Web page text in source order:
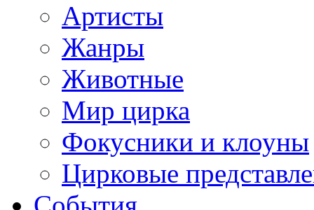
Артисты
Жанры
Животные
Мир цирка
Фокусники и клоуны
Цирковые